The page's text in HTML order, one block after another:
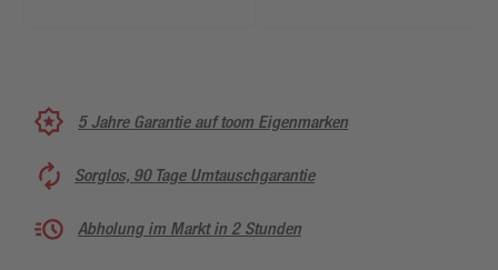
5 Jahre Garantie auf toom Eigenmarken
Sorglos, 90 Tage Umtauschgarantie
Abholung im Markt in 2 Stunden